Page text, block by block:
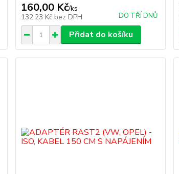
160,00 Kč/ks
132,23 Kč bez DPH DO TŘÍ DNŮ
Přidat do košíku